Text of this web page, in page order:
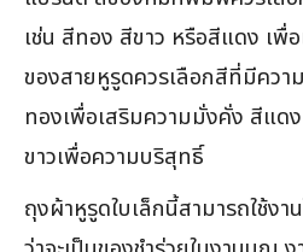
เช่น สีทอง สีขาว หรือสีแดง เพื่
ของสายหูรูดควรเลือกสีที่มีคว
ทองเพื่อเสริมความมั่งคั่ง สีแด
ขาวเพื่อความบริสุทธิ์
ถุงผ้าหูรูดใบเล็กนี้สามารถใช้งา